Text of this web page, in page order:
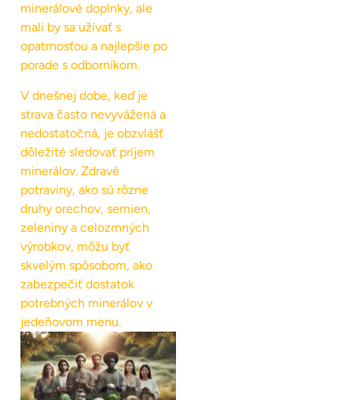
minerálové doplnky, ale
mali by sa užívať s
opatrnosťou a najlepšie po
porade s odborníkom.
V dnešnej dobe, keď je
strava často nevyvážená a
nedostatočná, je obzvlášť
dôležité sledovať príjem
minerálov. Zdravé
potraviny, ako sú rôzne
druhy orechov, semien,
zeleniny a celozrnných
výrobkov, môžu byť
skvelým spôsobom, ako
zabezpečiť dostatok
potrebných minerálov v
jedeňovom menu.